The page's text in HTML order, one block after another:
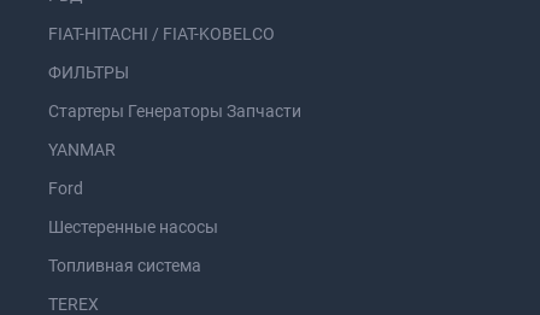
FIAT-HITACHI / FIAT-KOBELCO
ФИЛЬТРЫ
Стартеры Генераторы Запчасти
YANMAR
Ford
Шестеренные насосы
Топливная система
TEREX